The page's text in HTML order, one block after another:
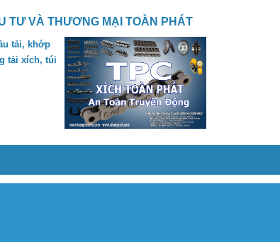
TƯ VÀ THƯƠNG MẠI TOÀN PHÁT
tải, khớp
tải xích, túi